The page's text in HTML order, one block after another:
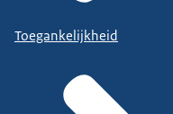
Toegankelijkheid